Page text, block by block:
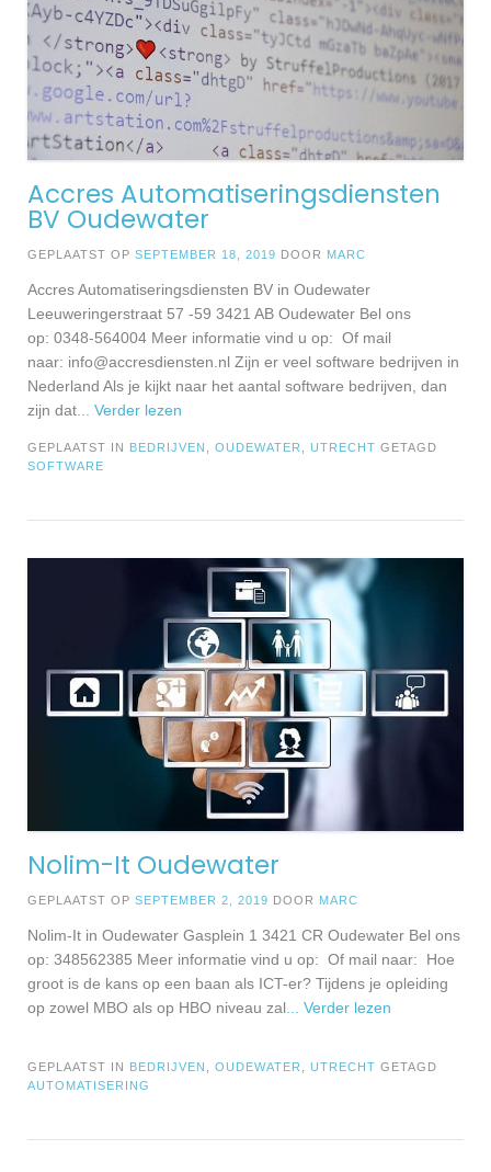
Accres Automatiseringsdiensten
BV Oudewater
GEPLAATST OP SEPTEMBER 18, 2019 DOOR MARC
Accres Automatiseringsdiensten BV in Oudewater
Leeuweringerstraat 57 -59 3421 AB Oudewater Bel ons
op: 0348-564004 Meer informatie vind u op: Of mail
naar: info@accresdiensten.nl Zijn er veel software bedrijven in
Nederland Als je kijkt naar het aantal software bedrijven, dan
zijn dat ... Verder lezen
GEPLAATST IN BEDRIJVEN OUDEWATER UTRECHT GETAGD
SOFTWARE
Nolim-It Oudewater
GEPLAATST OP SEPTEMBER 2, 2019 DOOR MARC
Nolim-It in Oudewater Gasplein 1 3421 CR Oudewater Bel ons
op: 348562385 Meer informatie vind u op: Of mail naar: Hoe
groot is de kans op een baan als ICT-er? Tijdens je opleiding
op zowel MBO als op HBO niveau zal ... Verder lezen
GEPLAATST IN BEDRIJVEN OUDEWATER UTRECHT GETAGD
AUTOMATISERING